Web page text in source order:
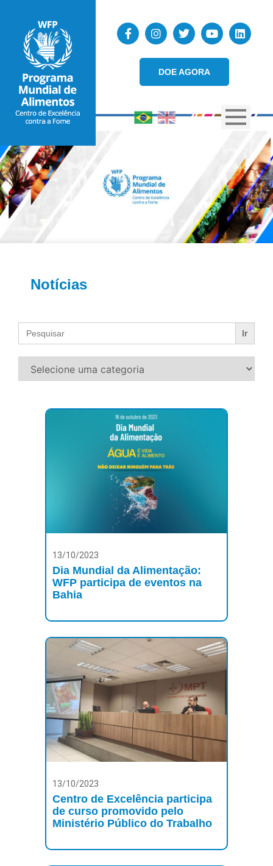
DOE AGORA
Notícias
Search
for:
13/10/2023
Dia Mundial da Alimentação:
WFP participa de eventos na
Bahia
13/10/2023
Centro de Excelência participa
de curso promovido pelo
Ministério Público do Trabalho